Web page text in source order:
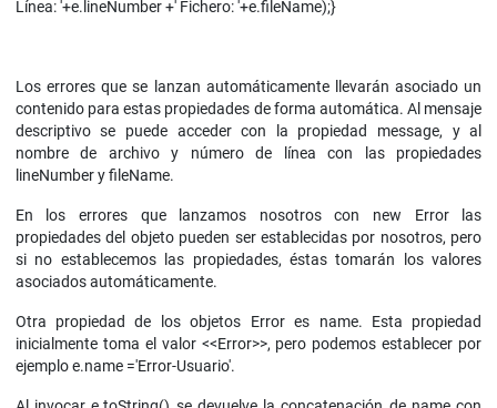
Línea: '+e.lineNumber +' Fichero: '+e.fileName);}
Los errores que se lanzan automáticamente llevarán asociado un
contenido para estas propiedades de forma automática. Al mensaje
descriptivo se puede acceder con la propiedad message, y al
nombre de archivo y número de línea con las propiedades
lineNumber y fileName.
En los errores que lanzamos nosotros con new Error las
propiedades del objeto pueden ser establecidas por nosotros, pero
si no establecemos las propiedades, éstas tomarán los valores
asociados automáticamente.
Otra propiedad de los objetos Error es name. Esta propiedad
inicialmente toma el valor <<Error>>, pero podemos establecer por
ejemplo e.name ='Error-Usuario'.